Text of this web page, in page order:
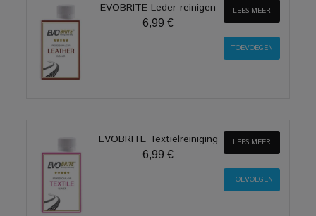
EVOBRITE Leder reinigen
6,99 €
LEES MEER
EVOBRITE Textielreiniging
6,99 €
LEES MEER